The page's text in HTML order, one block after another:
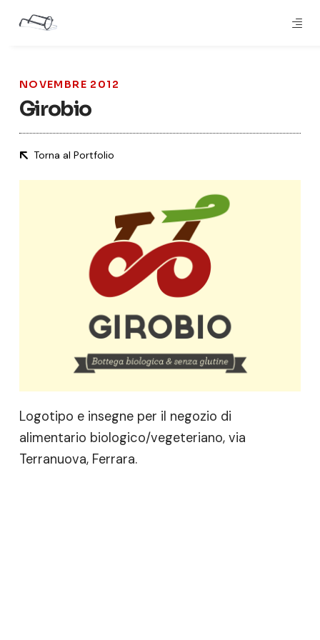
NOVEMBRE 2012
Girobio
Torna al Portfolio
Logotipo e insegne per il negozio di
alimentario biologico/vegeteriano, via
Terranuova, Ferrara.